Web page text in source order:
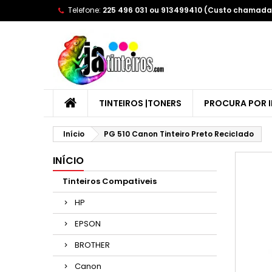
Telefone: 225 496 031 ou 913499410 (Custo
TINTEIROS |TONERS PROCURA POR
Início PG 510 Canon Tinteiro Preto Reciclado
INÍCIO
Tinteiros Compativeis
HP
EPSON
BROTHER
Canon